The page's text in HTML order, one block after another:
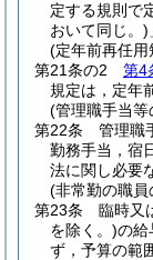
定する規則で
おいて同じ。)
(定年前再任用
第21条の2
第4
規定は，定年
(管理職手当等
第22条
管理職
勤務手当，宿
法に関し必要
(非常勤の職員
第23条
臨時又
を除く。)の給
ず，予算の範